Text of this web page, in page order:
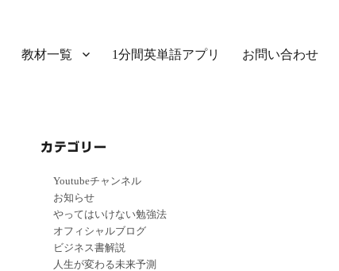
教材一覧 1分間英単語アプリ お問い合わせ
カテゴリー
Youtubeチャンネル
お知らせ
やってはいけない勉強法
オフィシャルブログ
ビジネス書解説
人生が変わる未来予測